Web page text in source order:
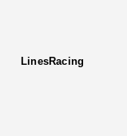
LinesRacing